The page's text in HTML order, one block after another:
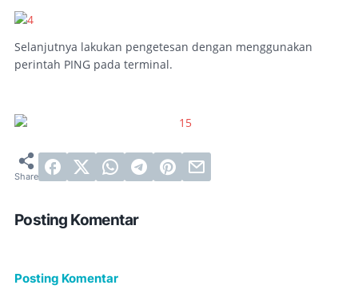
Selanjutnya lakukan pengetesan dengan menggunakan
perintah PING pada terminal.
Posting Komentar
Posting Komentar